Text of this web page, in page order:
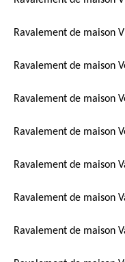
Ravalement de maison
Ravalement de maison
Ravalement de maison
Ravalement de maison
Ravalement de maison
Ravalement de maison
Ravalement de maison